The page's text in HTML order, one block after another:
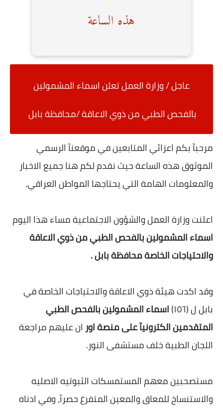
عاجل / وزارة العمل تعلن اسماء المشمولين
بالفحص الطبي من ذوي الاعاقة /محافظة بابل
مرحبآ بكم اعزائي المتابعين في موقعنآ الرسمي
الموثوق هذه الساعة حيث نقدم لكم هنا جميع الاخبار
والمعلومات الهامة التي يحتاجها المواطن العراقي.
اعلنت وزارة العمل والشؤون الاجتماعية مساء هذا اليوم
اسماء المشمولين بالفحص الطبي من ذوي الاعاقة
والاحتياجات الخاصة محافظة بابل .
وقد اكدت هيئة ذوي الاعاقة والاحتياجات الخاصة في
بابل ل (١٥٦)
اسماء المشمولين بالفحص الطبي
المتقدمين الكترونيآ على منصة اوران عليهم مراجعة
اللجان الطبية خلف مستشفى النور.
مستصحبين معهم المستمسكات الثبوتيه الاصليه
والاستنساخ للمعاق والمعين المتفرغ حصرآ، وفي ادناه